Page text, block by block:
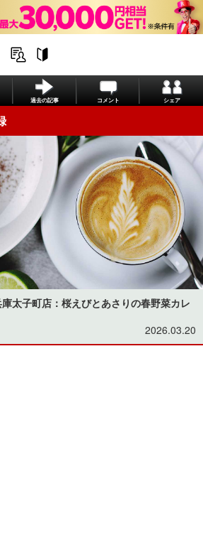
過去の記事 コメント シェア
太子町店：桜えびとあさりの春野菜カレ
2026.03.20